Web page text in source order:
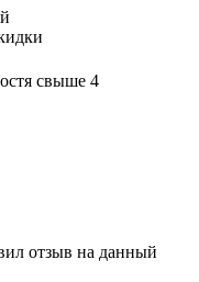
свыше 4
отзыв на данный